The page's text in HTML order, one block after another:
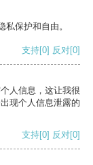
保护和自由。
支持[0] 反对[0]
人信息，这让我很
现个人信息泄露的
支持[0] 反对[0]